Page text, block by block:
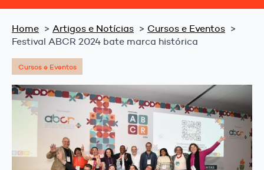
Home Artigos e Notícias
Cursos e Eventos
Festival ABCR 2024 bate marca histórica
Cursos e Eventos